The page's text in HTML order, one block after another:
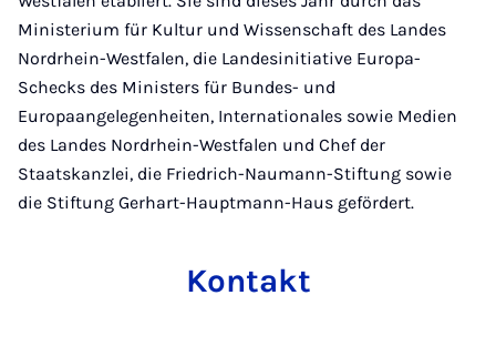
Ministerium für Kultur und Wissenschaft des Landes
Nordrhein-Westfalen, die Landesinitiative Europa-
Schecks des Ministers für Bundes- und
Europaangelegenheiten, Internationales sowie Medien
des Landes Nordrhein-Westfalen und Chef der
Staatskanzlei, die Friedrich-Naumann-Stiftung sowie
die Stiftung Gerhart-Hauptmann-Haus gefördert.
Kontakt